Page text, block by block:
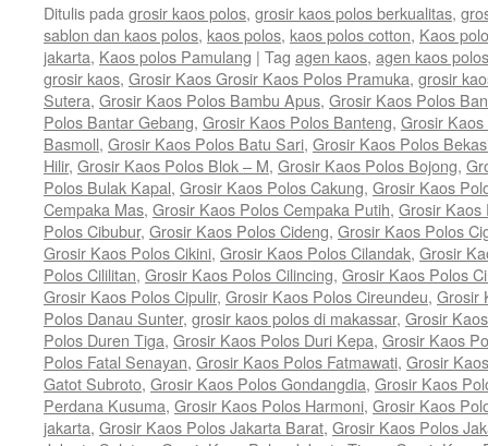
Ditulis padagrosir kaos polos, grosir kaos polos berkualitas,
sablon dan kaos polos, kaos polos, kaos polos cotton, Kaos
jakarta, Kaos polos Pamulang | Tag agen kaos, agen kaos polos
grosir kaos, Grosir Kaos Grosir Kaos Polos Pramuka, grosir
Sutera, Grosir Kaos Polos Bambu Apus, Grosir Kaos Polos
Polos Bantar Gebang, Grosir Kaos Polos Banteng, Grosir
Basmoll, Grosir Kaos Polos Batu Sari, Grosir Kaos Polos
Hilir, Grosir Kaos Polos Blok – M, Grosir Kaos Polos Bojong,
Polos Bulak Kapal, Grosir Kaos Polos Cakung, Grosir Kaos
Cempaka Mas, Grosir Kaos Polos Cempaka Putih, Grosir Kaos
Polos Cibubur, Grosir Kaos Polos Cideng, Grosir Kaos Polos
Grosir Kaos Polos Cikini, Grosir Kaos Polos Cilandak, Grosir
Polos Cililitan, Grosir Kaos Polos Cilincing, Grosir Kaos Polos
Grosir Kaos Polos Cipulir, Grosir Kaos Polos Cireundeu, Grosir
Polos Danau Sunter, grosir kaos polos di makassar, Grosir
Polos Duren Tiga, Grosir Kaos Polos Duri Kepa, Grosir Kaos
Polos Fatal Senayan, Grosir Kaos Polos Fatmawati, Grosir
Gatot Subroto, Grosir Kaos Polos Gondangdia, Grosir Kaos
Perdana Kusuma, Grosir Kaos Polos Harmoni, Grosir Kaos
jakarta, Grosir Kaos Polos Jakarta Barat, Grosir Kaos Polos